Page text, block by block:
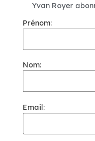
Yvan Royer
Prénom:
Nom:
Email: